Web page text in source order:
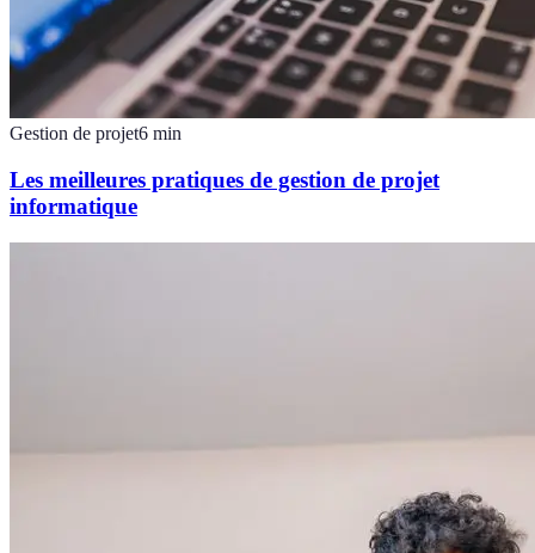
Gestion de projet6 min
Les meilleures pratiques de gestion de projet
informatique